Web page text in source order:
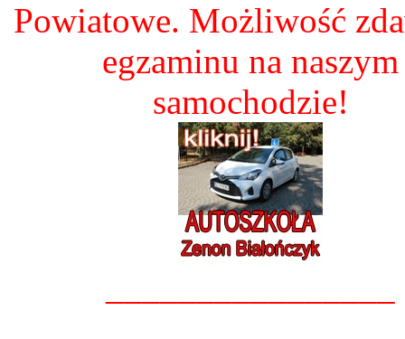
Powiatowe. Możliwość
egzaminu na naszym
samochodzie!